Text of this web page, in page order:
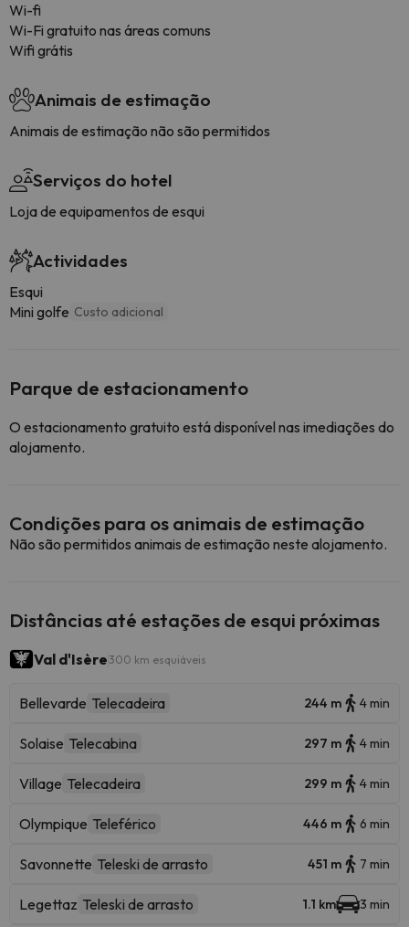
Wi-fi
Wi-Fi gratuito nas áreas comuns
Wifi grátis
Animais de estimação
Animais de estimação não são permitidos
Serviços do hotel
Loja de equipamentos de esqui
Actividades
Esqui
Mini golfe Custo adicional
Parque de estacionamento
O estacionamento gratuito está disponível nas imediações do
alojamento.
Condições para os animais de estimação
Não são permitidos animais de estimação neste alojamento.
Distâncias até estações de esqui próximas
Val d'Isère 300 km esquiáveis
Bellevarde Telecadeira 244 m 4 min
Solaise Telecabina 297 m 4 min
Village Telecadeira 299 m 4 min
Olympique Teleférico 446 m 6 min
Savonnette Teleski de arrasto 451 m 7 min
Legettaz Teleski de arrasto 1.1 km 3 min